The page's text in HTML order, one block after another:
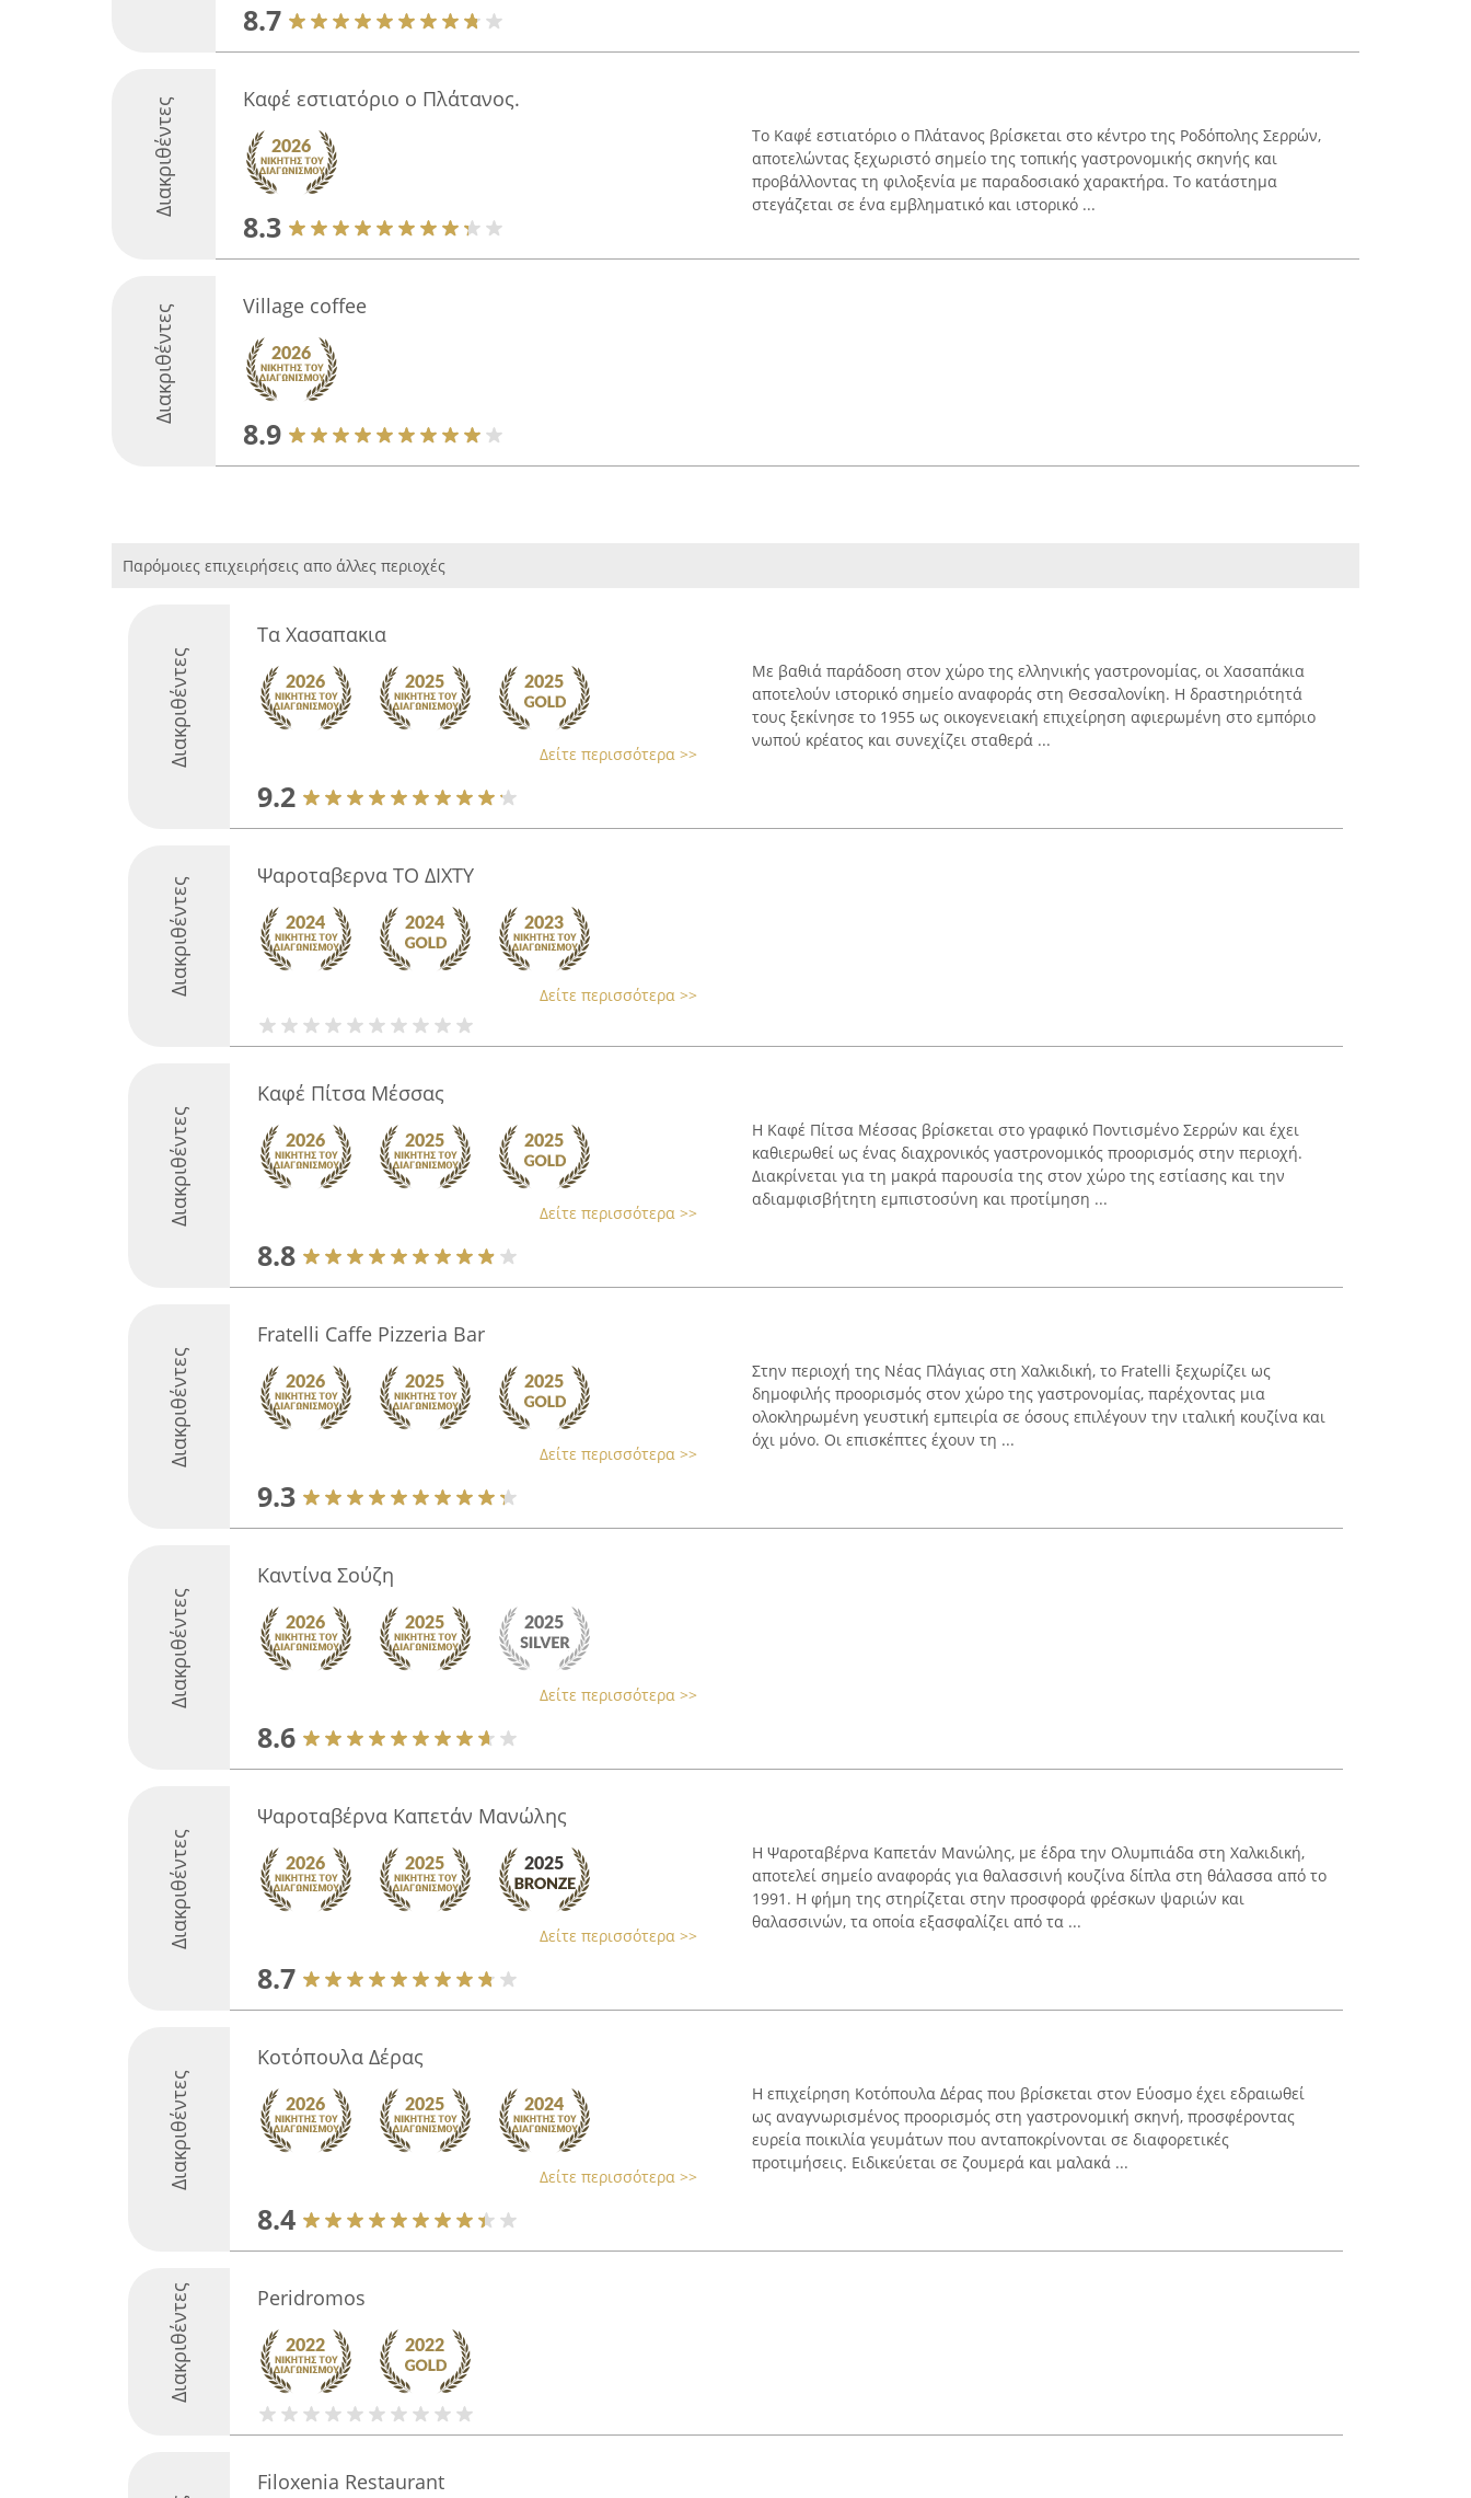
8.7
Διακριθέντες Καφέ εστιατόριο ο Πλάτανος.
8.3
Το Καφέ εστιατόριο ο Πλάτανος βρίσκεται στο κέντρο της Ροδόπολης Σερρών,
αποτελώντας ξεχωριστό σημείο της τοπικής γαστρονομικής σκηνής και
προβάλλοντας τη φιλοξενία με παραδοσιακό χαρακτήρα. Το κατάστημα
στεγάζεται σε ένα εμβληματικό και ιστορικό ...
Διακριθέντες Village coffee
8.9
Παρόμοιες επιχειρήσεις απο άλλες περιοχές
Διακριθέντες
Τα Χασαπακια
Δείτε περισσότερα >>
9.2
Με βαθιά παράδοση στον χώρο της ελληνικής γαστρονομίας, οι Χασαπάκια
αποτελούν ιστορικό σημείο αναφοράς στη Θεσσαλονίκη. Η δραστηριότητά
τους ξεκίνησε το 1955 ως οικογενειακή επιχείρηση αφιερωμένη στο εμπόριο
νωπού κρέατος και συνεχίζει σταθερά ...
Διακριθέντες
Ψαροταβερνα ΤΟ ΔΙΧΤΥ
Δείτε περισσότερα >>
Διακριθέντες
Καφέ Πίτσα Μέσσας
Δείτε περισσότερα >>
8.8
Η Καφέ Πίτσα Μέσσας βρίσκεται στο γραφικό Ποντισμένο Σερρών και έχει
καθιερωθεί ως ένας διαχρονικός γαστρονομικός προορισμός στην περιοχή.
Διακρίνεται για τη μακρά παρουσία της στον χώρο της εστίασης και την
αδιαμφισβήτητη εμπιστοσύνη και προτίμηση ...
Διακριθέντες
Fratelli Caffe Pizzeria Bar
Δείτε περισσότερα >>
9.3
Στην περιοχή της Νέας Πλάγιας στη Χαλκιδική, το Fratelli ξεχωρίζει ως
δημοφιλής προορισμός στον χώρο της γαστρονομίας, παρέχοντας μια
ολοκληρωμένη γευστική εμπειρία σε όσους επιλέγουν την ιταλική κουζίνα και
όχι μόνο. Οι επισκέπτες έχουν τη ...
Διακριθέντες
Καντίνα Σούζη
Δείτε περισσότερα >>
8.6
Διακριθέντες
Ψαροταβέρνα Καπετάν Μανώλης
Δείτε περισσότερα >>
8.7
Η Ψαροταβέρνα Καπετάν Μανώλης, με έδρα την Ολυμπιάδα στη Χαλκιδική,
αποτελεί σημείο αναφοράς για θαλασσινή κουζίνα δίπλα στη θάλασσα από το
1991. Η φήμη της στηρίζεται στην προσφορά φρέσκων ψαριών και
θαλασσινών, τα οποία εξασφαλίζει από τα ...
Διακριθέντες
Κοτόπουλα Δέρας
Δείτε περισσότερα >>
8.4
Η επιχείρηση Κοτόπουλα Δέρας που βρίσκεται στον Εύοσμο έχει εδραιωθεί
ως αναγνωρισμένος προορισμός στη γαστρονομική σκηνή, προσφέροντας
ευρεία ποικιλία γευμάτων που ανταποκρίνονται σε διαφορετικές
προτιμήσεις. Ειδικεύεται σε ζουμερά και μαλακά ...
Διακριθέντες Peridromos
Filoxenia Restaurant